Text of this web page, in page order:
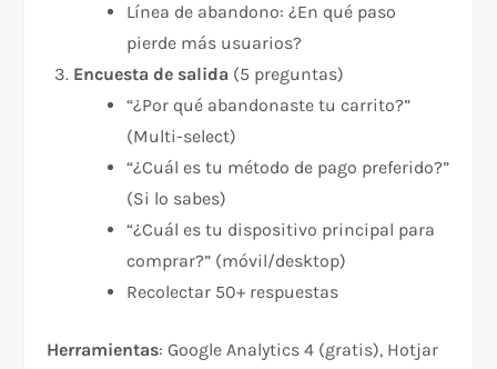
Línea de abandono: ¿En qué paso
pierde más usuarios?
Encuesta de salida (5 preguntas)
“¿Por qué abandonaste tu carrito?”
(Multi-select)
“¿Cuál es tu método de pago preferido?”
(Si lo sabes)
“¿Cuál es tu dispositivo principal para
comprar?” (móvil/desktop)
Recolectar 50+ respuestas
Herramientas: Google Analytics 4 (gratis), Hotjar